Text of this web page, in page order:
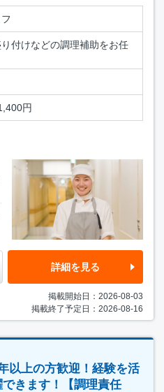
付けなどの調理補助をお任
円
詳細を見る
掲載開始日：2026-08-03
掲載終了予定日：2026-08-16
以上の方歓迎！経験を活
きます！【調理責任